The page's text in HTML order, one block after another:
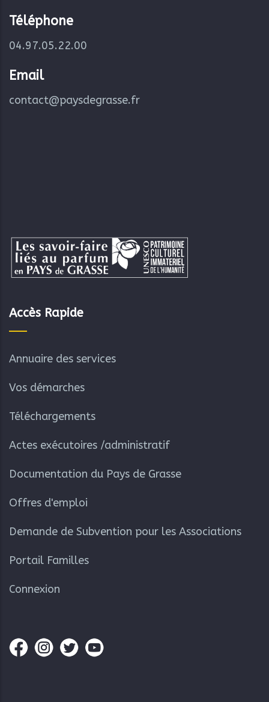
Téléphone
04.97.05.22.00
Email
contact@paysdegrasse.fr
Accès Rapide
Annuaire des services
Vos démarches
Téléchargements
Actes exécutoires /administratif
Documentation du Pays de Grasse
Offres d'emploi
Demande de Subvention pour les Associations
Portail Familles
Connexion